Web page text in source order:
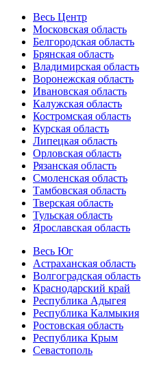
Весь Центр
Московская область
Белгородская область
Брянская область
Владимирская область
Воронежская область
Ивановская область
Калужская область
Костромская область
Курская область
Липецкая область
Орловская область
Рязанская область
Смоленская область
Тамбовская область
Тверская область
Тульская область
Ярославская область
Весь Юг
Астраханская область
Волгоградская область
Краснодарский край
Республика Адыгея
Республика Калмыкия
Ростовская область
Республика Крым
Севастополь